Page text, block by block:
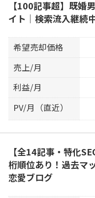
【100記事超】既婚
イト｜検索流入継続
希望売却価格
売上/月
利益/月
PV/月（直近）
【全14記事・特化
桁順位あり！過去マ
恋愛ブログ